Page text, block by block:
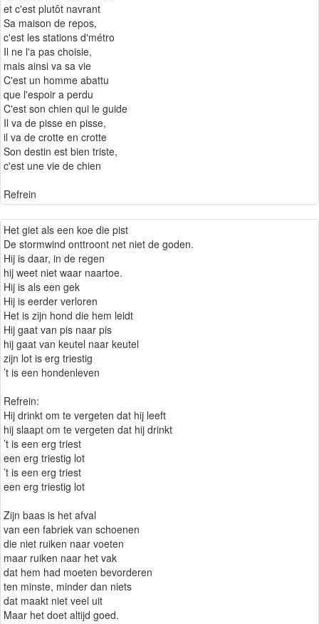
et c'est plutôt navrant
Sa maison de repos,
c'est les stations d'métro
Il ne l'a pas choisie,
mais ainsi va sa vie
C'est un homme abattu
que l'espoir a perdu
C'est son chien qui le guide
Il va de pisse en pisse,
il va de crotte en crotte
Son destin est bien triste,
c'est une vie de chien
Refrein
Het giet als een koe die pist
De stormwind onttroont net niet de goden.
Hij is daar, in de regen
hij weet niet waar naartoe.
Hij is als een gek
Hij is eerder verloren
Het is zijn hond die hem leidt
Hij gaat van pis naar pis
hij gaat van keutel naar keutel
zijn lot is erg triestig
’t is een hondenleven
Refrein:
Hij drinkt om te vergeten dat hij leeft
hij slaapt om te vergeten dat hij drinkt
’t is een erg triest
een erg triestig lot
’t is een erg triest
een erg triestig lot
Zijn baas is het afval
van een fabriek van schoenen
die niet ruiken naar voeten
maar ruiken naar het vak
dat hem had moeten bevorderen
ten minste, minder dan niets
dat maakt niet veel uit
Maar het doet altijd goed.